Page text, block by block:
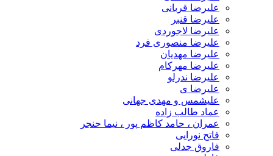
علیرضا قربانی
علیرضا قنبر
علیرضا لاجوردی
علیرضا منصوری فرد
علیرضا مهدیان
علیرضا مهرکام
علیرضا ندرلو
علیرضا ی
علیشمس و مهدی جهانی
عماد طالب زاده
عمران ، حامد کاظم پور ، نیما حنجر
فاتح نورایی
فاروق جدلی